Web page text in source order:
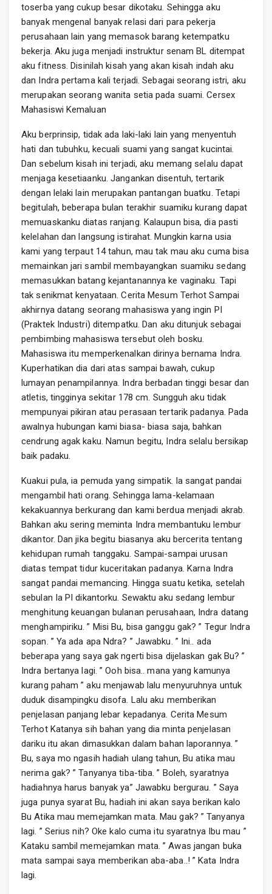
toserba yang cukup besar dikotaku. Sehingga aku
banyak mengenal banyak relasi dari para pekerja
perusahaan lain yang memasok barang ketempatku
bekerja. Aku juga menjadi instruktur senam BL ditempat
aku fitness. Disinilah kisah yang akan kisah indah aku
dan Indra pertama kali terjadi. Sebagai seorang istri, aku
merupakan seorang wanita setia pada suami. Cersex
Mahasiswi Kemaluan
Aku berprinsip, tidak ada laki-laki lain yang menyentuh
hati dan tubuhku, kecuali suami yang sangat kucintai.
Dan sebelum kisah ini terjadi, aku memang selalu dapat
menjaga kesetiaanku. Jangankan disentuh, tertarik
dengan lelaki lain merupakan pantangan buatku. Tetapi
begitulah, beberapa bulan terakhir suamiku kurang dapat
memuaskanku diatas ranjang. Kalaupun bisa, dia pasti
kelelahan dan langsung istirahat. Mungkin karna usia
kami yang terpaut 14 tahun, mau tak mau aku cuma bisa
memainkan jari sambil membayangkan suamiku sedang
memasukkan batang kejantanannya ke vaginaku. Tapi
tak senikmat kenyataan. Cerita Mesum Terhot Sampai
akhirnya datang seorang mahasiswa yang ingin PI
(Praktek Industri) ditempatku. Dan aku ditunjuk sebagai
pembimbing mahasiswa tersebut oleh bosku.
Mahasiswa itu memperkenalkan dirinya bernama Indra.
Kuperhatikan dia dari atas sampai bawah, cukup
lumayan penampilannya. Indra berbadan tinggi besar dan
atletis, tingginya sekitar 178 cm. Sungguh aku tidak
mempunyai pikiran atau perasaan tertarik padanya. Pada
awalnya hubungan kami biasa- biasa saja, bahkan
cendrung agak kaku. Namun begitu, Indra selalu bersikap
baik padaku.
Kuakui pula, ia pemuda yang simpatik. Ia sangat pandai
mengambil hati orang. Sehingga lama-kelamaan
kekakuannya berkurang dan kami berdua menjadi akrab.
Bahkan aku sering meminta Indra membantuku lembur
dikantor. Dan jika begitu biasanya aku bercerita tentang
kehidupan rumah tanggaku. Sampai-sampai urusan
diatas tempat tidur kuceritakan padanya. Karna Indra
sangat pandai memancing. Hingga suatu ketika, setelah
sebulan Ia PI dikantorku. Sewaktu aku sedang lembur
menghitung keuangan bulanan perusahaan, Indra datang
menghampiriku. ” Misi Bu, bisa ganggu gak? ” Tegur Indra
sopan. ” Ya ada apa Ndra? ” Jawabku. ” Ini.. ada
beberapa yang saya gak ngerti bisa dijelaskan gak Bu? ”
Indra bertanya lagi. ” Ooh bisa.. mana yang kamunya
kurang paham ” aku menjawab lalu menyuruhnya untuk
duduk disampingku disofa. Lalu aku memberikan
penjelasan panjang lebar kepadanya. Cerita Mesum
Terhot Katanya sih bahan yang dia minta penjelasan
dariku itu akan dimasukkan dalam bahan laporannya. ”
Bu, saya mo ngasih hadiah ulang tahun, Bu atika mau
nerima gak? ” Tanyanya tiba-tiba. ” Boleh, syaratnya
hadiahnya harus banyak ya” Jawabku bergurau. ” Saya
juga punya syarat Bu, hadiah ini akan saya berikan kalo
Bu Atika mau memejamkan mata. Mau gak? ” Tanyanya
lagi. ” Serius nih? Oke kalo cuma itu syaratnya Ibu mau ”
Kataku sambil memejamkan mata. ” Awas jangan buka
mata sampai saya memberikan aba-aba..! ” Kata Indra
lagi.